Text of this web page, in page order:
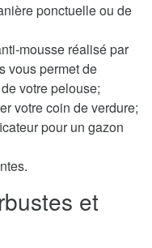
ponctuelle ou de
mousse réalisé par
vous permet de
votre pelouse;
votre coin de verdure;
pour un gazon
et